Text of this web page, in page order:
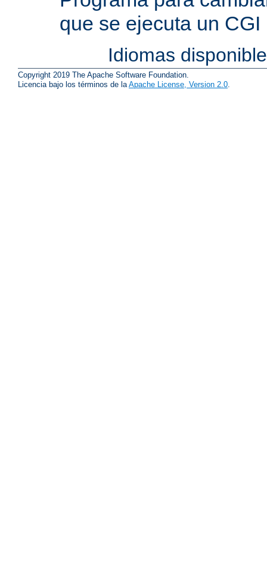
que se ejecuta un CGI
Idiomas
Copyright 2019 The Apache Software Foundation.
Licencia bajo los términos de laApache License, Version 2.0.